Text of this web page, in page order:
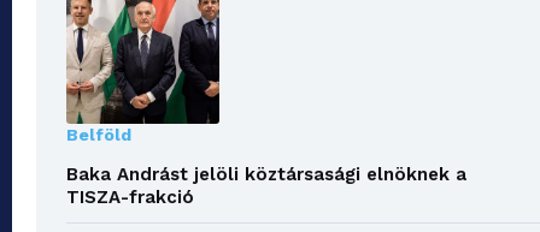
Belföld
Baka Andrást jelöli köztársasági elnöknek a
TISZA-frakció